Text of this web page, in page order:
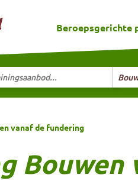
Beroepsgerichte
vanaf de fundering